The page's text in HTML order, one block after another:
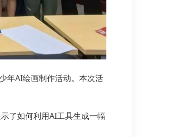
年AI绘画制作活动。本次活
了如何利用AI工具生成一幅